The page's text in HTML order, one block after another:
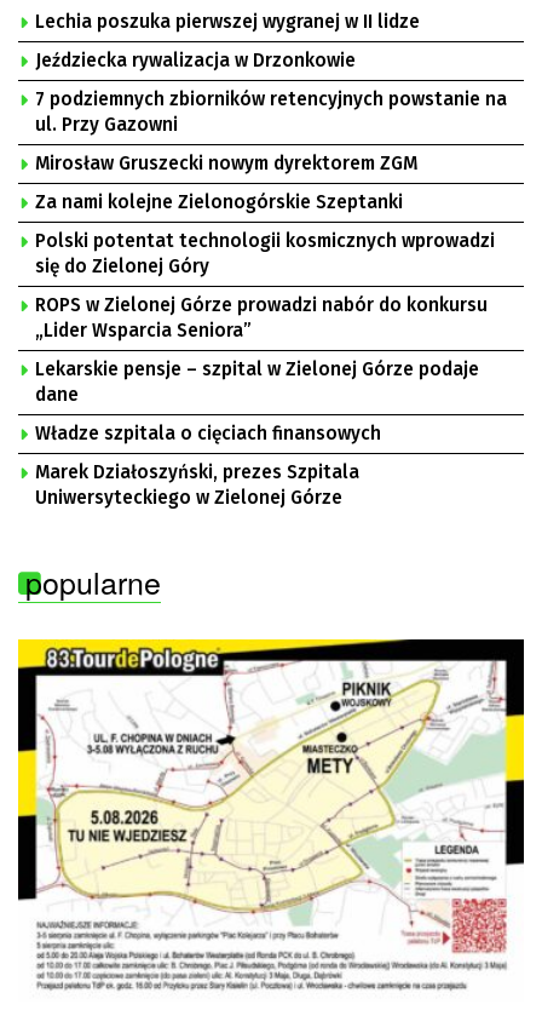
Lechia poszuka pierwszej wygranej w II lidze
Jeździecka rywalizacja w Drzonkowie
7 podziemnych zbiorników retencyjnych powstanie na
ul. Przy Gazowni
Mirosław Gruszecki nowym dyrektorem ZGM
Za nami kolejne Zielonogórskie Szeptanki
Polski potentat technologii kosmicznych wprowadzi
się do Zielonej Góry
ROPS w Zielonej Górze prowadzi nabór do konkursu
„Lider Wsparcia Seniora”
Lekarskie pensje – szpital w Zielonej Górze podaje
dane
Władze szpitala o cięciach finansowych
Marek Działoszyński, prezes Szpitala
Uniwersyteckiego w Zielonej Górze
popularne